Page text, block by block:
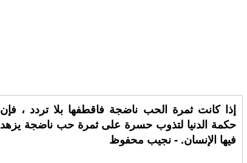
إذا كانت ثمرة الحب ناضجة فاقطفها بلا تردد ، فإن
حكمة الدنيا لتذوب حسرة على ثمرة حب ناضجة يزهد
فيها الإنسان. - نجيب محفوظ